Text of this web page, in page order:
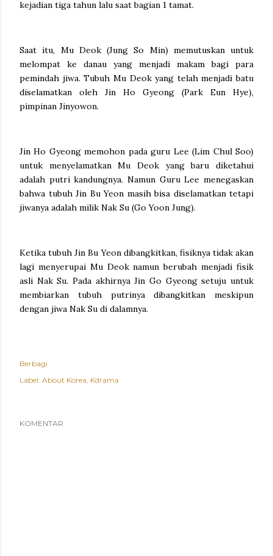
kejadian tiga tahun lalu saat bagian 1 tamat.
Saat itu, Mu Deok (Jung So Min) memutuskan untuk
melompat ke danau yang menjadi makam bagi para
pemindah jiwa. Tubuh Mu Deok yang telah menjadi batu
diselamatkan oleh Jin Ho Gyeong (Park Eun Hye),
pimpinan Jinyowon.
Jin Ho Gyeong memohon pada guru Lee (Lim Chul Soo)
untuk menyelamatkan Mu Deok yang baru diketahui
adalah putri kandungnya. Namun Guru Lee menegaskan
bahwa tubuh Jin Bu Yeon masih bisa diselamatkan tetapi
jiwanya adalah milik Nak Su (Go Yoon Jung).
Ketika tubuh Jin Bu Yeon dibangkitkan, fisiknya tidak akan
lagi menyerupai Mu Deok namun berubah menjadi fisik
asli Nak Su. Pada akhirnya Jin Go Gyeong setuju untuk
membiarkan tubuh putrinya dibangkitkan meskipun
dengan jiwa Nak Su di dalamnya.
Berbagi
Label: About Korea Kdrama
KOMENTAR